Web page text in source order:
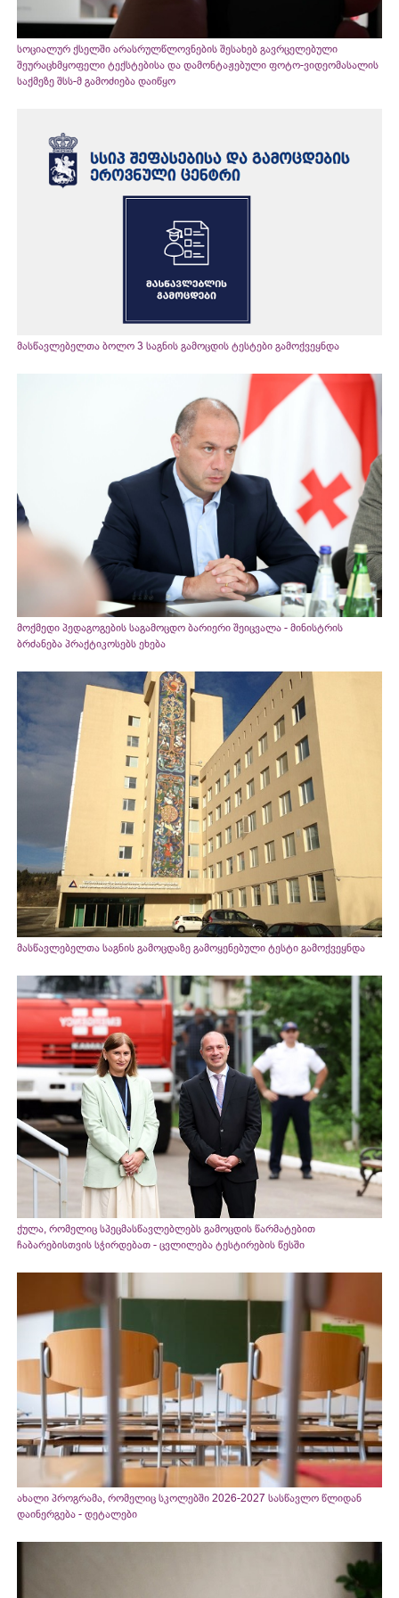
სოციალურ ქსელში არასრულწლოვნების შესახებ გავრცელებული
შეურაცხმყოფელი ტექსტებისა და დამონტაჟებული ფოტო-ვიდეომასალის
საქმეზე შსს-მ გამოძიება დაიწყო
მასწავლებელთა ბოლო 3 საგნის გამოცდის ტესტები გამოქვეყნდა
მოქმედი პედაგოგების საგამოცდო ბარიერი შეიცვალა - მინისტრის
ბრძანება პრაქტიკოსებს ეხება
მასწავლებელთა საგნის გამოცდაზე გამოყენებული ტესტი გამოქვეყნდა
ქულა, რომელიც სპეცმასწავლებლებს გამოცდის წარმატებით
ჩაბარებისთვის სჭირდებათ - ცვლილება ტესტირების წესში
ახალი პროგრამა, რომელიც სკოლებში 2026-2027 სასწავლო წლიდან
დაინერგება - დეტალები